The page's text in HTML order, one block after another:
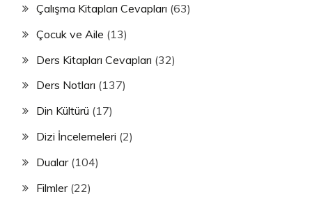
Çalışma Kitapları Cevapları (63)
Çocuk ve Aile (13)
Ders Kitapları Cevapları (32)
Ders Notları (137)
Din Kültürü (17)
Dizi İncelemeleri (2)
Dualar(104)
Filmler(22)